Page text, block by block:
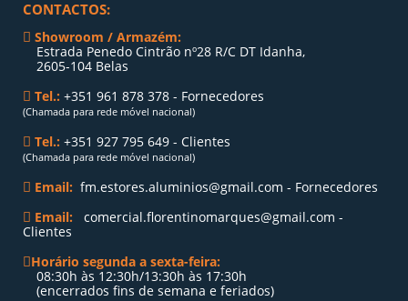
CONTACTOS:
Showroom / Armazém:
Estrada Penedo Cintrão nº28 R/C DT Idanha,
2605-104 Belas
Tel.: +351 961 878 378 - Fornecedores
(Chamada para rede móvel nacional)
Tel.: +351 927 795 649 - Clientes
(Chamada para rede móvel nacional)
Email: fm.estores.aluminios@gmail.com - Fornecedores
Email:
comercial.florentinomarques@gmail.com -
Clientes
Horário segunda a sexta-feira:
08:30h às 12:30h/13:30h às 17:30h
(encerrados fins de semana e feriados)